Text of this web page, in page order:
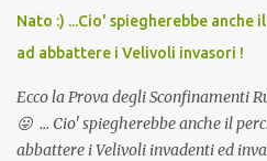
Nato :) ...Cio' spiegherebbe anche
ad abbattere i Velivoli invasori !
Ecco la Prova degli Sconfinamenti
😛 ... Cio' spiegherebbe anche il
abbattere i Velivoli invadenti ed